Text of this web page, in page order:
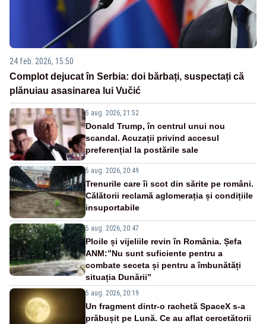
24 feb. 2026, 15:50
Complot dejucat în Serbia: doi bărbați, suspectați că
plănuiau asasinarea lui Vučić
5 aug. 2026, 21:52
Donald Trump, în centrul unui nou
scandal. Acuzații privind accesul
preferențial la postările sale
5 aug. 2026, 20:49
Trenurile care îi scot din sărite pe români.
Călătorii reclamă aglomerația și condițiile
insuportabile
5 aug. 2026, 20:47
Ploile și vijeliile revin în România. Șefa
ANM:”Nu sunt suficiente pentru a
combate seceta și pentru a îmbunătăți
situația Dunării”
5 aug. 2026, 20:19
Un fragment dintr-o rachetă SpaceX s-a
prăbușit pe Lună. Ce au aflat cercetătorii